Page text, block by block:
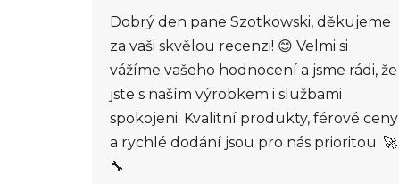
Dobrý den pane Szotkowski, děkujeme
za vaši skvělou recenzi! 😊 Velmi si
vážíme vašeho hodnocení a jsme rádi, že
jste s naším výrobkem i službami
spokojeni. Kvalitní produkty, férové ceny
a rychlé dodání jsou pro nás prioritou. 🚀
🔧